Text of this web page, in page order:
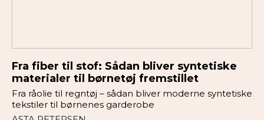
Fra fiber til stof: Sådan bliver syntetiske
materialer til børnetøj fremstillet
Fra råolie til regntøj – sådan bliver moderne syntetiske
tekstiler til børnenes garderobe